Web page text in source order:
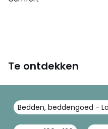
Te ontdekken
Bedden, beddengoed -